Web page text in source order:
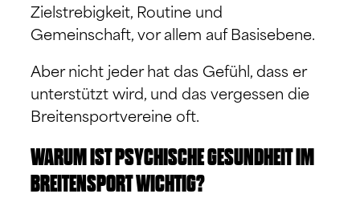
Zielstrebigkeit, Routine und
Gemeinschaft, vor allem auf Basisebene.
Aber nicht jeder hat das Gefühl, dass er
unterstützt wird, und das vergessen die
Breitensportvereine oft.
WARUM IST PSYCHISCHE GESUNDHEIT IM
BREITENSPORT WICHTIG?